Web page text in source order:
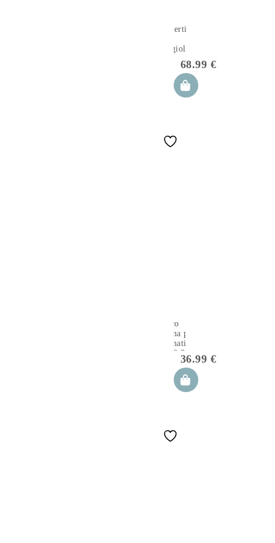
Copertina
seggiolino
auto per
bambini
90×90 cm
Apanatschi
grigio
68.99 €
sacco
nanna per
neonati
TOG 2.5
apanatschi
(regolabile
0-6/6-
12m)
36.99 €